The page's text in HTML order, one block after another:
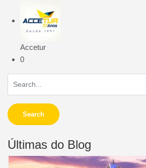
Accetur
0
Search
Últimas do Blog